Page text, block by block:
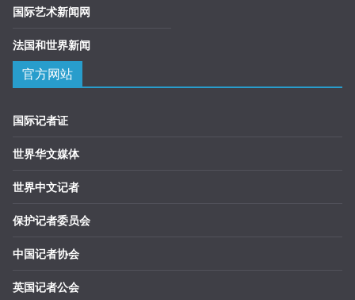
国际艺术新闻网
法国和世界新闻
官方网站
国际记者证
世界华文媒体
世界中文记者
保护记者委员会
中国记者协会
英国记者公会